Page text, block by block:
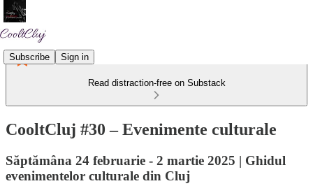
Subscribe Sign in
Read distraction-free on Substack
CooltCluj #30 – Evenimente culturale
Săptămâna 24 februarie - 2 martie 2025 | Ghidul
evenimentelor culturale din Cluj